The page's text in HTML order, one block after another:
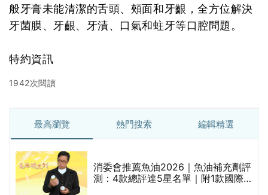
般牙膏未能清潔的舌頭、頰面和牙齦，全方位解決
牙菌膜、牙齦、牙漬、口氣和蛀牙等口腔問題。
特約資訊
1942次閱讀
最高瀏覽 熱門搜索 編輯精選
消委會推薦魚油2026｜魚油補充劑評
測：4款總評達5星名單｜附1款國際